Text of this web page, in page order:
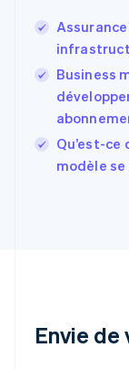
Business
Qu’est-ce
modèle
Envie de
English
Finlande
France
Français
Gibraltar
English
Grèce
English
Japon